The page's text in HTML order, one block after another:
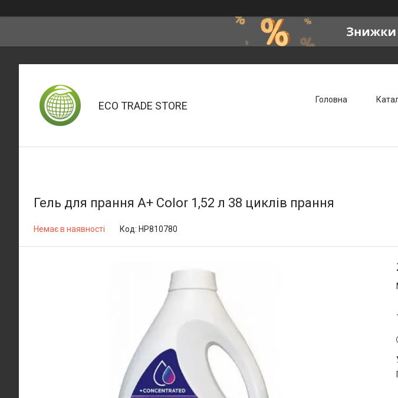
ECO TRADE STORE Головна
Гель для прання A+ Color 1,52 л 38 циклів прання
Немає в наявності Код: HP810780